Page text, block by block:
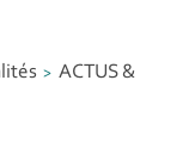
ACTUS &